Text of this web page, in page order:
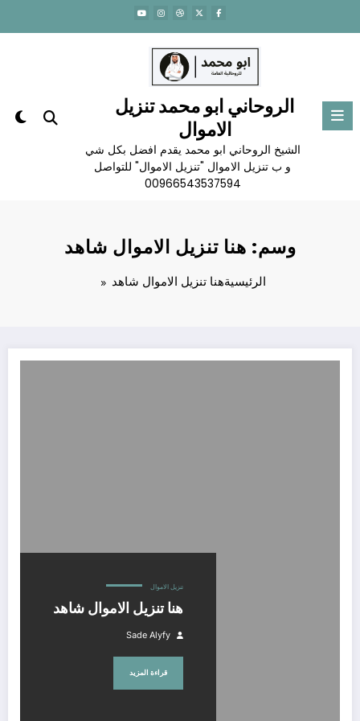
المحتوى
الروحاني ابو محمد تنزيل
الاموال
الشيخ الروحاني ابو محمد يقدم افضل بكل شي
و ب تنزيل الاموال "تنزيل الاموال" للتواصل
00966543537594
وسم: هنا تنزيل الاموال شاهد
الرئيسيةهنا تنزيل الاموال شاهد
تنزيل الاموال
هنا تنزيل الاموال شاهد
Sade Alyfy
قراءة المزيد